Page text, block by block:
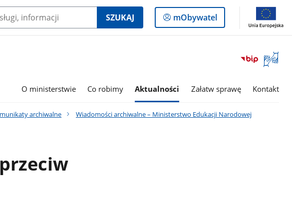
SZUKAJ
Logowanie
do
mObywatel
Otwórz
okno
O ministerstwie Co robimy Aktualności Załatw sprawę Kontakt
archiwalne
Wiadomości archiwalne – Ministerstwo Edukacji Narodowej